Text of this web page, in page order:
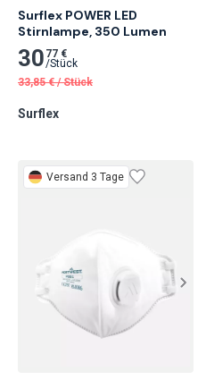
Surflex POWER LED
Stirnlampe, 350 Lumen
30 77 €
/Stück
33,85 € /Stück
Surflex
Versand 3 Tage